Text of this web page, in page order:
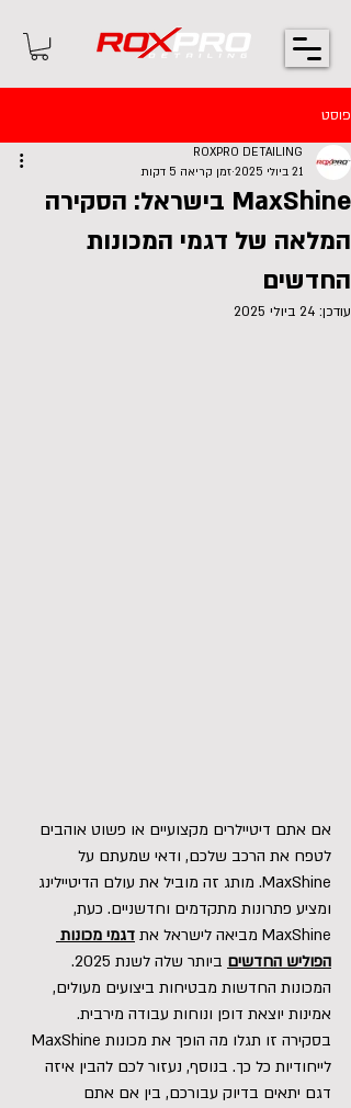
פוסט
MaxShine בישראל: הסקירה
המלאה של דגמי המכונות
החדשים
ROXPRO DETAILING
21 ביולי 2025
זמן קריאה 5 דקות
עודכן: 24 ביולי 2025
אם אתם דיטיילרים מקצועיים או פשוט אוהבים
לטפח את הרכב שלכם, ודאי שמעתם על
MaxShine. מותג זה מוביל את עולם הדיטיילינג
ומציע פתרונות מתקדמים וחדשניים. כעת,
MaxShine מביאה לישראל את
דגמי מכונות
הפוליש החדשים
ביותר שלה לשנת 2025.
המכונות החדשות מבטיחות ביצועים מעולים,
אמינות יוצאת דופן ונוחות עבודה מירבית.
לייחודיות כל כך. בנוסף, נעזור לכם להבין איזה
דגם יתאים בדיוק עבורכם, בין אם אתם